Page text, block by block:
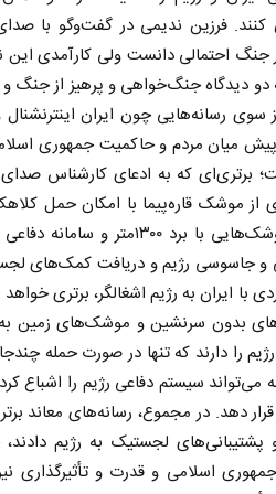
فرزین ندیمی در گفت‌وگو با صدای
جنگ احتمالی دانست ولی کارآمدی این
دو دیدگاه جنگ‌خواهی و پرهیز از جنگ
سوی رسانه‌هایی چون ایران
میان مردم و حاکمیت جمهوری
برتری‌ای که به ادعای کارشناس
از موشک قاره‌پیما با امکان حمل
حمل موشک‌هایی با برد
و جاسوسی رژیم و دریافت کمک‌های
با ایران به رژیم اشغالگر، برتری
بدون سرنشین و موشک‌های زمین به
را دارند که تنها در صورت حمله
می‌تواند سیستم دفاعی رژیم را اشباع
دهد. در مجموع، رسانه‌های معاند
پشتیبانی‌های لجستیک به رژیم
اسلامی و قدرت و تأثیرگذاری